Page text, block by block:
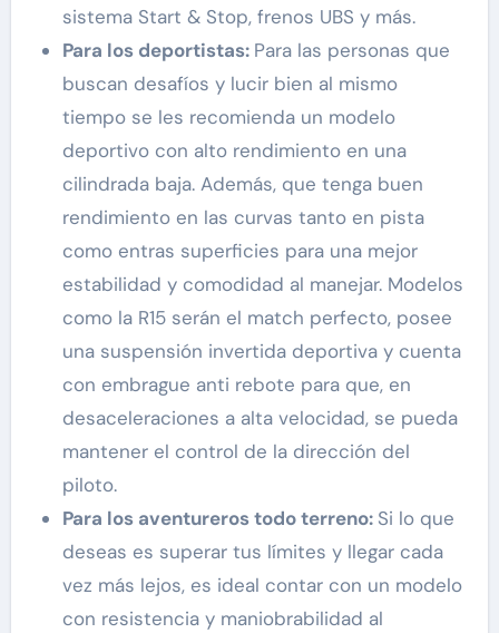
sistema Start & Stop, frenos UBS y más.
Para los deportistas: Para las personas que
buscan desafíos y lucir bien al mismo
tiempo se les recomienda un modelo
deportivo con alto rendimiento en una
cilindrada baja. Además, que tenga buen
rendimiento en las curvas tanto en pista
como entras superficies para una mejor
estabilidad y comodidad al manejar. Modelos
como la R15 serán el match perfecto, posee
una suspensión invertida deportiva y cuenta
con embrague anti rebote para que, en
desaceleraciones a alta velocidad, se pueda
mantener el control de la dirección del
piloto.
Para los aventureros todo terreno: Si lo que
deseas es superar tus límites y llegar cada
vez más lejos, es ideal contar con un modelo
con resistencia y maniobrabilidad al